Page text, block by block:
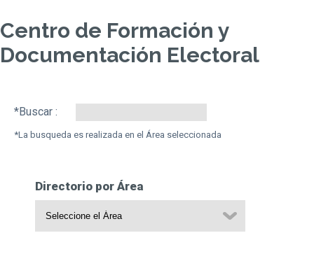
Centro de Formación y
Documentación Electoral
Directorio por Área